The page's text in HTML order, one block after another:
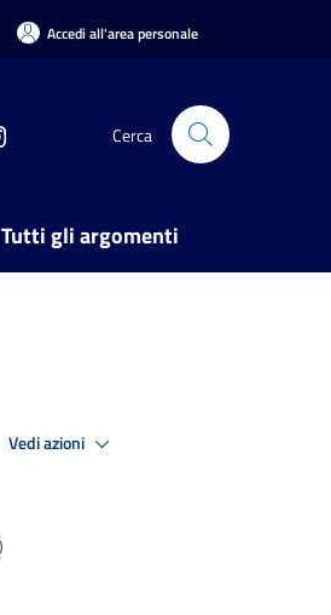
Accedi all'area personale
Cerca
Tutti gli argomenti
Vedi azioni